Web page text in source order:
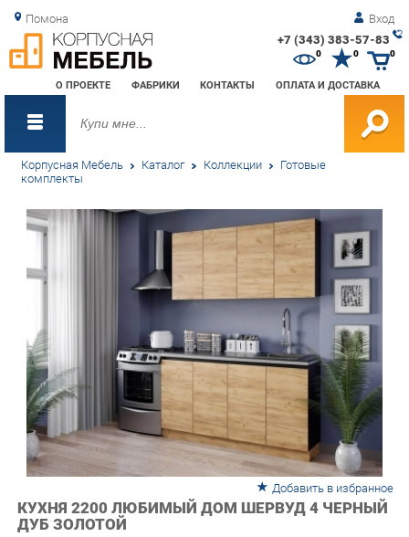
Помона Вход
+7 (343) 383-57-83
О ПРОЕКТЕ ФАБРИКИ КОНТАКТЫ ОПЛАТА И ДОСТАВКА
0 0
Корпусная Мебель Каталог Коллекции Готовые
комплекты
Добавить в избранное
КУХНЯ 2200 ЛЮБИМЫЙ ДОМ ШЕРВУД 4 ЧЕРНЫЙ
ДУБ ЗОЛОТОЙ
Серия кухонной мебели Шервуд отличается продуманной эргономикой